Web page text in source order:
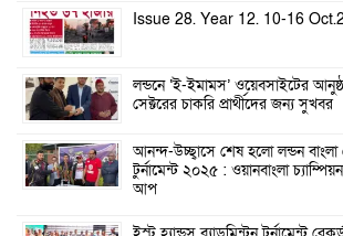
Issue 28. Year 12. 10-16
লন্ডনে ‘ই-ইমামস’ ওয়েবসাইটের
সেক্টরের চাকরি প্রার্থীদের জন্য সুখবর
আনন্দ-উচ্ছ্বাসে শেষ হলো লন্ডন বাংলা
টুর্নামেন্ট ২০২৫ : ওয়ানবাংলা
আপ